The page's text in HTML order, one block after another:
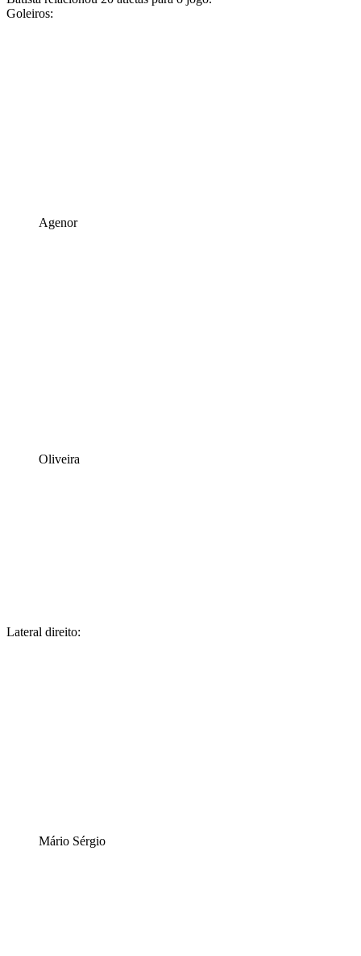
Goleiros:
Agenor
Oliveira
Lateral direito:
Mário Sérgio